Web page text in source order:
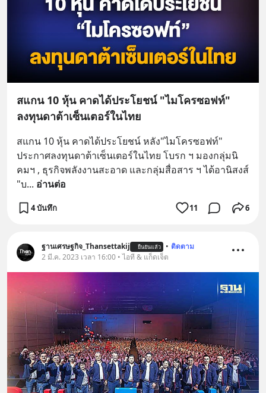
สแกน 10 หุ้น คาดได้ประโยชน์ "ไมโครซอฟท์"
ลงทุนดาต้าเซ็นเตอร์ในไทย
สแกน 10 หุ้น คาดได้ประโยชน์ หลัง"ไมโครซอฟท์"
ประกาศลงทุนดาต้าเซ็นเตอร์ในไทย โบรก ฯ มองกลุ่มนิ
คมฯ , ธุรกิจพลังงานสะอาด และกลุ่มสื่อสาร ฯ ได้อานิสงส์
"บ... อ่านต่อ
4 บันทึก 11 6
ฐานเศรษฐกิจ_Thansettakij ยืนยันแล้ว • ติดตาม
2 มี.ค. 2023 เวลา 16:00 • ไอที & แก็ดเจ็ต